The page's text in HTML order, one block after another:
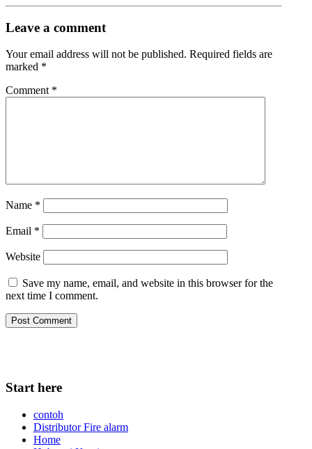
Start here
contoh
Distributor Fire alarm
Home
Leave a comment
Your email address will not be published. Required fields are
marked *
Comment *
Name *
Email *
Website
Save my name, email, and website in this browser for the
next time I comment.